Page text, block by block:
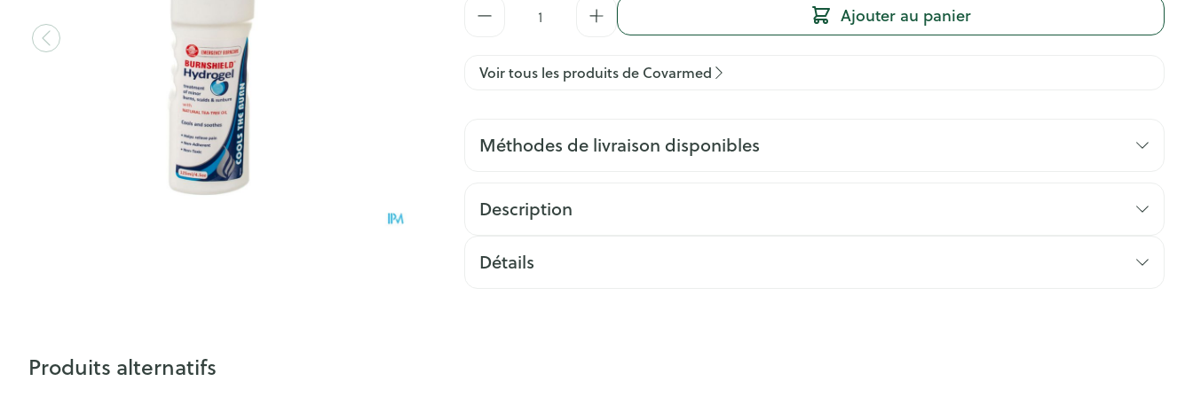
Ajouter au panier
Voir tous les produits de Covarmed
Méthodes de livraison disponibles
Description
Détails
Produits alternatifs